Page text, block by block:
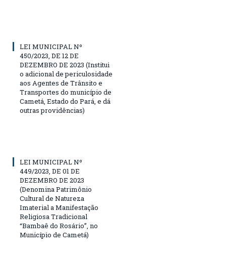
LEI MUNICIPAL Nº
450/2023, DE 12 DE
DEZEMBRO DE 2023 (Institui
o adicional de periculosidade
aos Agentes de Trânsito e
Transportes do município de
Cametá, Estado do Pará, e dá
outras providências)
LEI MUNICIPAL Nº
449/2023, DE 01 DE
DEZEMBRO DE 2023
(Denomina Patrimônio
Cultural de Natureza
Imaterial a Manifestação
Religiosa Tradicional
“Bambaê do Rosário”, no
Município de Cametá)